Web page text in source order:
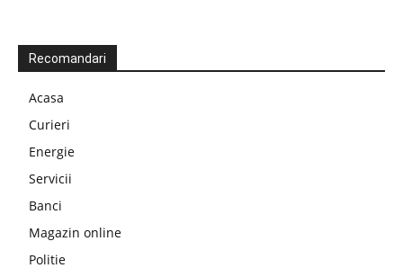
Recomandari
Acasa
Curieri
Energie
Servicii
Banci
Magazin online
Politie